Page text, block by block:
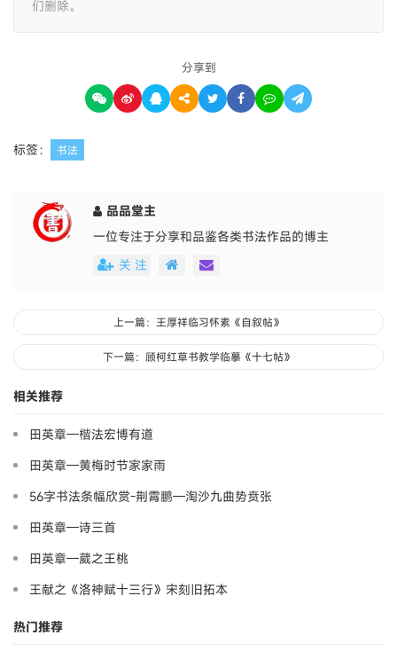
们删除。
分享到
标签： 书法
品品堂主
一位专注于分享和品鉴各类书法作品的博主
关 注
上一篇：王厚祥临习怀素《自叙帖》
下一篇：顾柯红草书教学临摹《十七帖》
相关推荐
田英章—楷法宏博有道
田英章—黄梅时节家家雨
56字书法条幅欣赏-荆霄鹏—淘沙九曲势贲张
田英章—诗三首
田英章—葳之王桃
王献之《洛神赋十三行》宋刻旧拓本
热门推荐